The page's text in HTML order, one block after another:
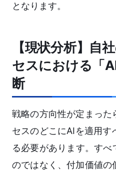
となります。
【現状分析】自
セスにおける「
断
戦略の方向性が定まった
セスのどこにAIを適用す
る必要があります。す
のではなく、付加価値の